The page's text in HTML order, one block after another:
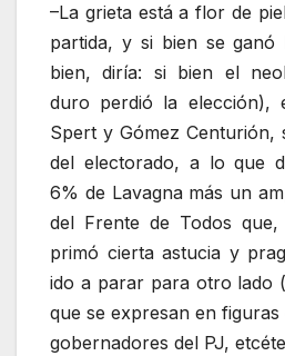
–La grieta está a flor de
partida, y si bien se ganó
bien, diría: si bien el
duro perdió la elección),
Spert y Gómez Centurión,
del electorado, a lo que
6% de Lavagna más un
del Frente de Todos
primó cierta astucia y
ido a parar para otro lado
que se expresan en
gobernadores del PJ,